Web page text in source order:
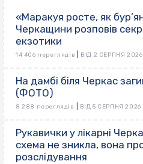
«Маракуя росте, як
Черкащини розповів
екзотики
14 406 переглядів ВІД 2 СЕРПНЯ 2026
На дамбі біля Черкас
(ФОТО)
8 288 переглядів ВІД 5 СЕРПНЯ 2026
Рукавички у лікарні
схема не зникла, вона
розслідування